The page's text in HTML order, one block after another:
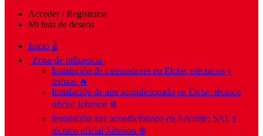
Acceder / Registrarse
Mi lista de deseos
Inicio 🌡️
| Zona de Influencia |
Instalación de calentadores en Elche: eléctricos y
termos 🔥
Instalación de aire acondicionado en Elche: técnico
oficial Johnson ❄️
Instalación aire acondicionado en Alicante: SAT y
técnico oficial Johnson ❄️